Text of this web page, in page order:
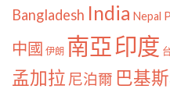
Bangladesh India Nepal
中國 伊朗 南亞印度
孟加拉 尼泊爾 巴基